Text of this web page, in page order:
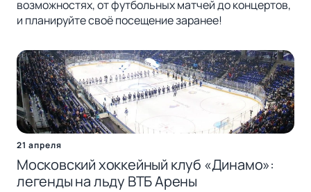
возможностях, от футбольных матчей до концертов,
и планируйте своё посещение заранее!
21 апреля
Московский хоккейный клуб «Динамо»:
легенды на льду ВТБ Арены